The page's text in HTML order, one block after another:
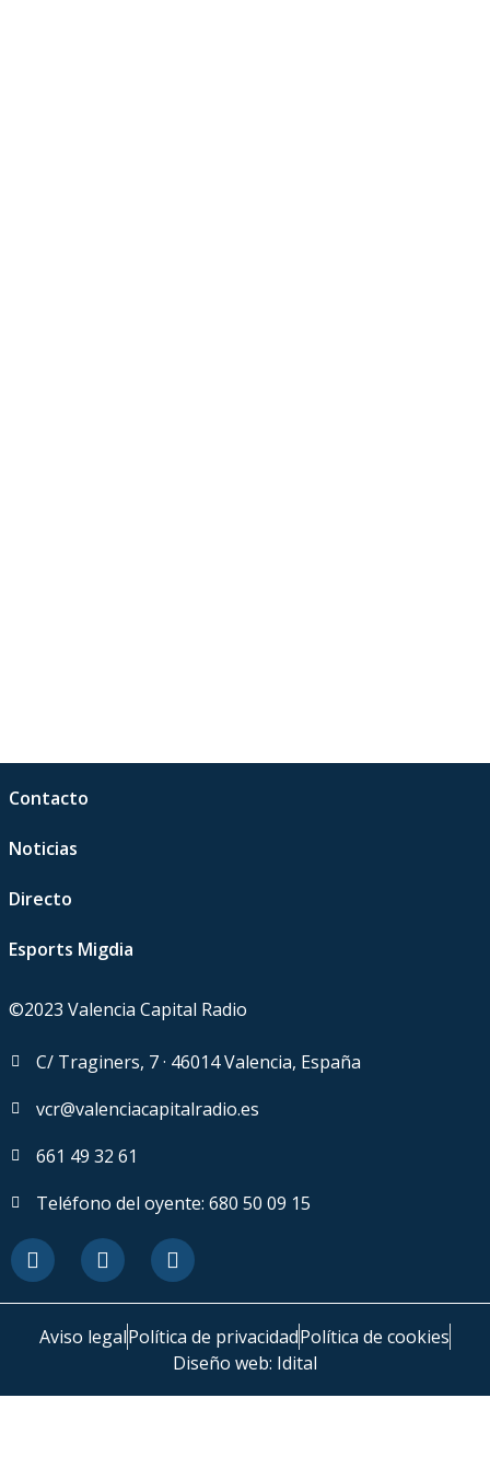
Contacto
Noticias
Directo
Esports Migdia
©2023 Valencia Capital Radio
C/ Traginers, 7 · 46014 Valencia, España
vcr@valenciacapitalradio.es
661 49 32 61
Teléfono del oyente: 680 50 09 15
Aviso legalPolítica de privacidadPolítica de cookies
Diseño web: Idital